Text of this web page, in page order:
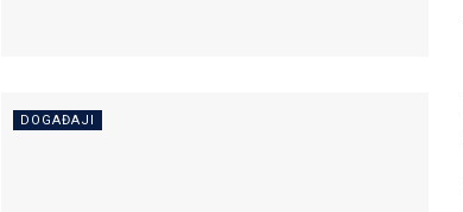
DOGAĐAJI